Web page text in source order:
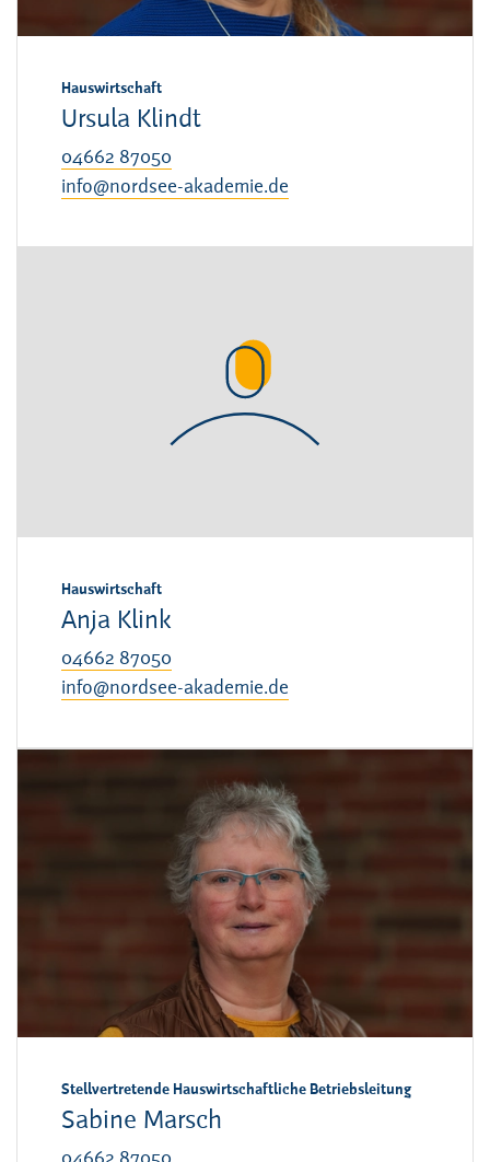
Hauswirtschaft
Ursula Klindt
04662 87050
info@nordsee-akademie.de
Hauswirtschaft
Anja Klink
04662 87050
info@nordsee-akademie.de
Stellvertretende Hauswirtschaftliche Betriebsleitung
Sabine Marsch